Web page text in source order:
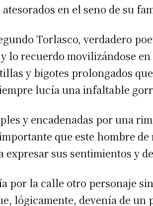
Suscribirme gratis
Nombre
en el seno de su
Torlasco, verdadero
lo recuerdo movilizándose
y bigotes prolongados
lucía una infaltable
y encadenadas por una
que este hombre
expresar sus sentimientos y
por la calle otro personaje
lógicamente, devenía de